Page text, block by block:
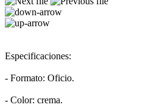
Especificaciones:
- Formato: Oficio.
- Color: crema.